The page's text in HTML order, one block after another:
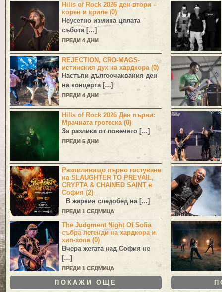
Hills of Rock 2026 ден втори –
корен и криле (0)
Неусетно измина цялата
събота […]
ПРЕДИ 4 ДНИ
REJECTION, CRO-MAGS-
истинския дух на хардкора (0)
Настъпи дългоочаквания ден
на концерта […]
ПРЕДИ 4 ДНИ
Hills of Rock 2026 Ден първи:
Мрачната гротеска (0)
За разлика от повечето […]
ПРЕДИ 5 ДНИ
Разпиляващо първо гостуване
на SLAUGHTER TO PREVAIL,
CRYPTA & CHAINED SAINT в
София (2)
В жаркия следобед на […]
ПРЕДИ 1 СЕДМИЦА
The Judgment Night Of Sofia
събра легенди на хардкора и
хип-хопа (0)
Вчера жегата над София не
[…]
ПРЕДИ 1 СЕДМИЦА
ПОКАЖИ ОЩЕ